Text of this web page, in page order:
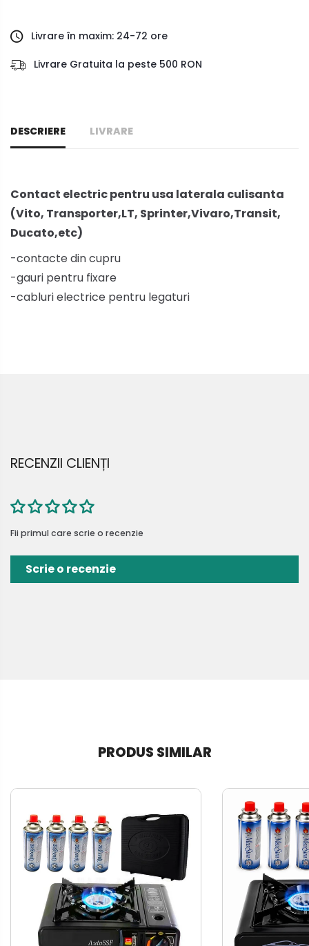
Livrare în maxim: 24-72 ore
Livrare Gratuita la peste 500 RON
DESCRIERE LIVRARE
Contact electric pentru usa laterala culisanta
(Vito, Transporter,LT, Sprinter,Vivaro,Transit,
Ducato,etc)
-contacte din cupru
-gauri pentru fixare
-cabluri electrice pentru legaturi
RECENZII CLIENȚI
Fii primul care scrie o recenzie
Scrie o recenzie
PRODUS SIMILAR